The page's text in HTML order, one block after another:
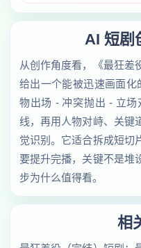
AI 短剧
从创作角度看，《最狂差
给出一个能被迅速画面化
物出场 - 冲突抛出 - 立场
线，再用人物对峙、关键
觉识别。它适合拆成短切
要提升完播，关键不是堆
步为什么值得看。
相